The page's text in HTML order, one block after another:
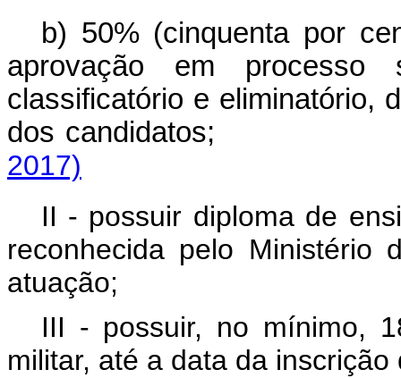
b) 50% (cinquenta por
aprovação em
classificatório e eliminatório,
dos
2017)
II - possuir diploma de
reconhecida pelo Ministério
atuação;
III - possuir, no mínimo,
militar, até a data da